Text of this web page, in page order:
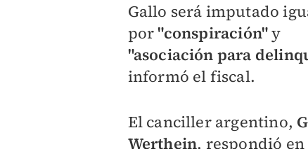
Gallo será imputado
por"conspiración"y
"asociación para
informó el fiscal.
El canciller argentino,
Werthein, respondió